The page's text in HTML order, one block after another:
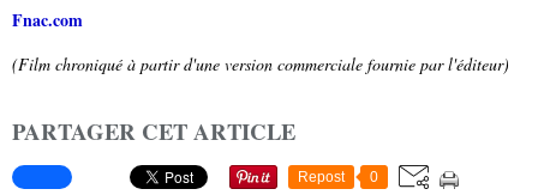
Fnac.com
(Film chroniqué à partir d'une version commerciale fournie par l'éditeur)
PARTAGER CET ARTICLE
Repost 0